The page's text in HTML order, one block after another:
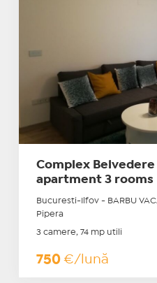
Complex
apartment 3 rooms
Bucuresti-Ilfov - BARBU
Pipera
3 camere, 74 mp utili
750 €/lună